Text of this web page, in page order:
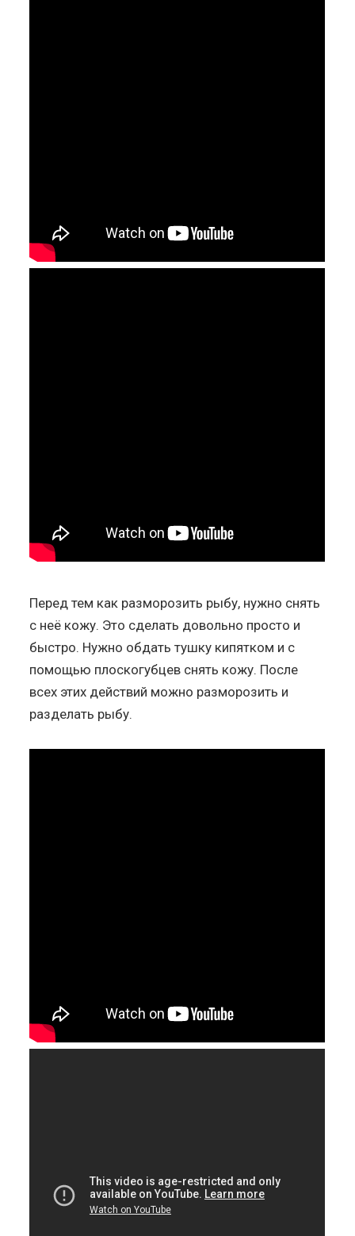
Перед тем как разморозить рыбу, нужно снять
с неё кожу. Это сделать довольно просто и
быстро. Нужно обдать тушку кипятком и с
помощью плоскогубцев снять кожу. После
всех этих действий можно разморозить и
разделать рыбу.